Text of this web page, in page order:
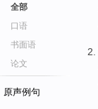
全部
口语
书面语
论文
原声例句